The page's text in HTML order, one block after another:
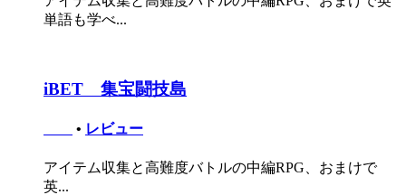
単語も学べ...
iBET 集宝闘技島
• レビュー
アイテム収集と高難度バトルの中編RPG、おまけで
英...